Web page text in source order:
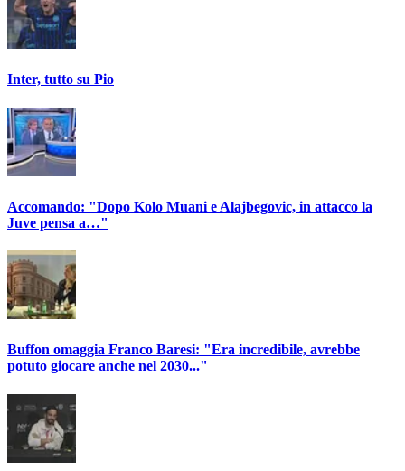
Inter, tutto su Pio
Accomando: "Dopo Kolo Muani e Alajbegovic, in attacco la
Juve pensa a…"
Buffon omaggia Franco Baresi: "Era incredibile, avrebbe
potuto giocare anche nel 2030..."